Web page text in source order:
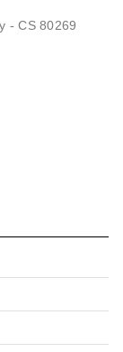
- CS 80269